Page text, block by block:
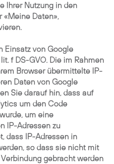
Ihrer Nutzung in den
Daten»,
Einsatz von Google
f DS-GVO. Die im Rahmen
Browser übermittelte IP-
Daten von Google
Sie darauf hin, dass auf
um den Code
um eine
IP-Adressen zu
dass IP-Adressen in
so dass sie nicht mit
gebracht werden